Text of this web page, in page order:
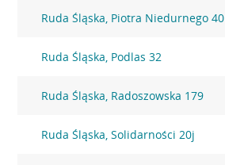
Ruda Śląska, Piotra Niedurnego 40
Ruda Śląska, Podlas 32
Ruda Śląska, Radoszowska 179
Ruda Śląska, Solidarności 20j